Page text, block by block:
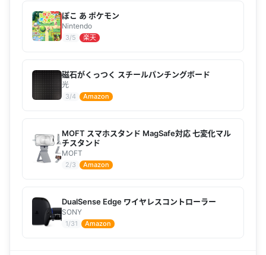
ぽこ あ ポケモン
Nintendo
3/5 楽天
磁石がくっつく スチールパンチングボード
光
3/4 Amazon
MOFT スマホスタンド MagSafe対応 七変化マル
チスタンド
MOFT
2/3 Amazon
DualSense Edge ワイヤレスコントローラー
SONY
1/31 Amazon